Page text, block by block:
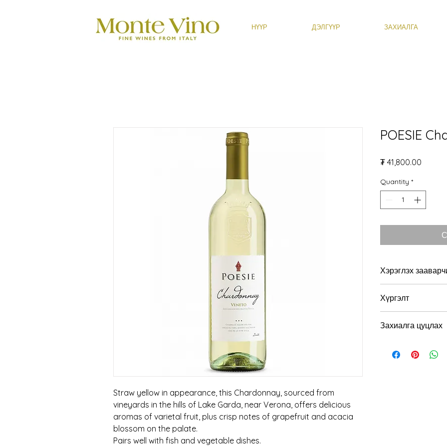
НҮҮР ДЭЛГҮҮР ЗАХИАЛГА
Straw yellow in appearance, this Chardonnay, sourced from
vineyards in the hills of Lake Garda, near Verona, offers delicious
aromas of varietal fruit, plus crisp notes of grapefruit and acacia
blossom on the palate.
Pairs well with fish and vegetable dishes.
POESIE
₮ 41,800.00
Quantity *
Хэрэглэх
Алкоголийн хэмжээ:
Хүргэлт
бүрэн төлсөн
Захиалга цуцлах
Нэгэнт хүргэлтэнд